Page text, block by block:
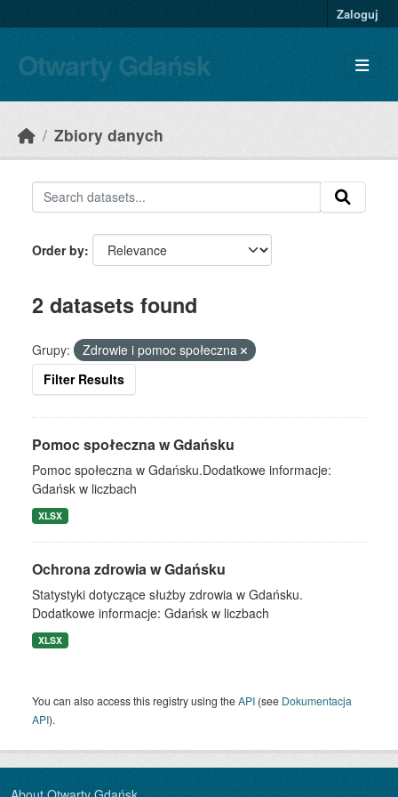
Zaloguj
Otwarty Gdańsk
Zbiory danych
Order by
2 datasets found
Grupy:
Zdrowie i pomoc społeczna
Filter Results
Pomoc społeczna w Gdańsku
Pomoc społeczna w Gdańsku.Dodatkowe informacje:
Gdańsk w liczbach
XLSX
Ochrona zdrowia w Gdańsku
Statystyki dotyczące służby zdrowia w Gdańsku.
Dodatkowe informacje: Gdańsk w liczbach
XLSX
You can also access this registry using theAPI (see Dokumentacja
API).